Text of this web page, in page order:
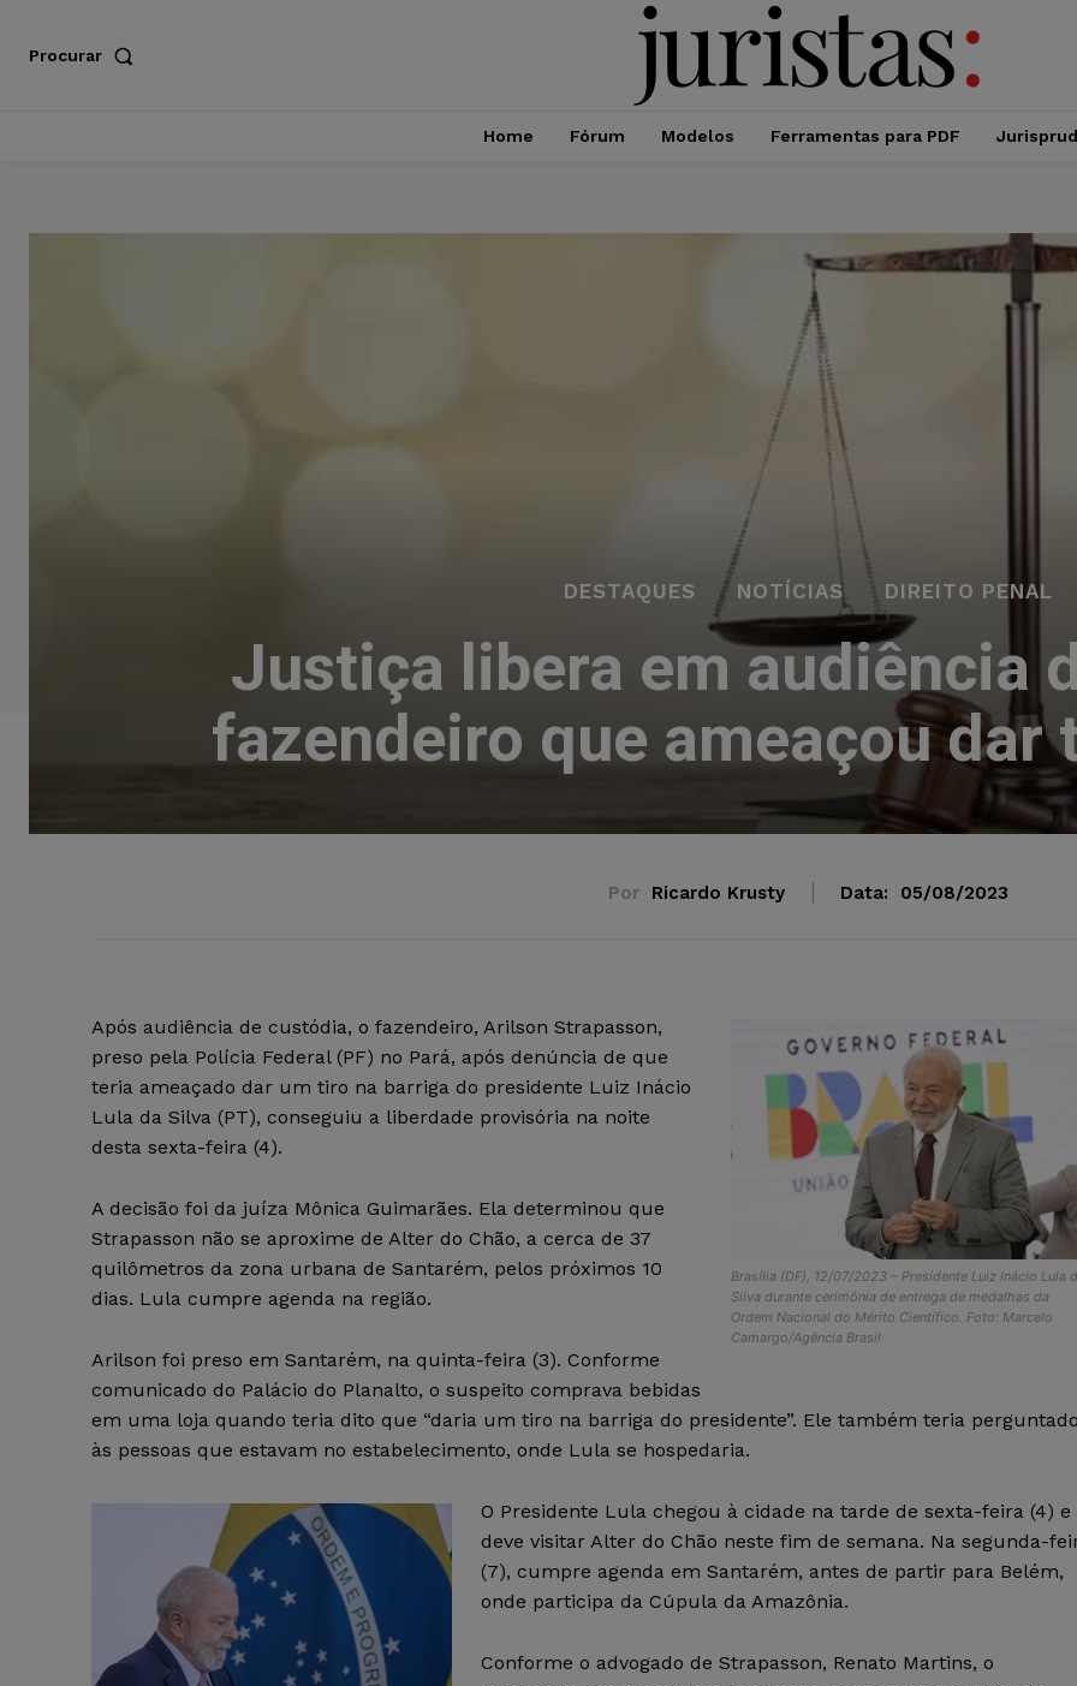
Procurar
Home Fórum Modelos Ferramentas para PDF
DESTAQUES NOTÍCIAS DIREITO PENAL
Justiça libera em audiência
fazendeiro que ameaçou dar
Por Ricardo Krusty Data: 05/08/2023
Brasília (DF), 12/07/2023 – Presidente Luiz Inácio Lula
Silva durante cerimônia de entrega de medalhas da
Ordem Nacional do Mérito Científico. Foto: Marcelo
Camargo/Agência Brasil
Após audiência de custódia, o fazendeiro, Arilson Strapasson,
preso pela Polícia Federal (PF) no Pará, após denúncia de que
teria ameaçado dar um tiro na barriga do presidente Luiz Inácio
Lula da Silva (PT), conseguiu a liberdade provisória na noite
desta sexta-feira (4).
A decisão foi da juíza Mônica Guimarães. Ela determinou que
Strapasson não se aproxime de Alter do Chão, a cerca de 37
quilômetros da zona urbana de Santarém, pelos próximos 10
dias. Lula cumpre agenda na região.
Arilson foi preso em Santarém, na quinta-feira (3). Conforme
comunicado do Palácio do Planalto, o suspeito comprava bebidas
em uma loja quando teria dito que “daria um tiro na barriga do presidente”. Ele também teria
às pessoas que estavam no estabelecimento, onde Lula se hospedaria.
O Presidente Lula chegou à cidade na tarde de sexta-feira (4) e
deve visitar Alter do Chão neste fim de semana. Na segunda-
(7), cumpre agenda em Santarém, antes de partir para Belém,
onde participa da Cúpula da Amazônia.
Conforme o advogado de Strapasson, Renato Martins, o